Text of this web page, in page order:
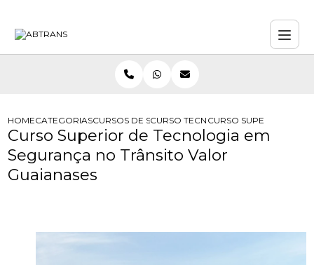
HOMECATEGORIASCURSOS DE SEGURANCA NO TRANSITO
CURSO TECNOLOGO DECURSO SUPERIOR DE
Curso Superior de Tecnologia em
Segurança no Trânsito Valor
Guaianases